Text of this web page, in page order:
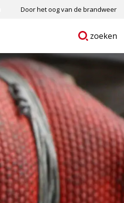
Door het oog van de brandweer
Ga
zoeken